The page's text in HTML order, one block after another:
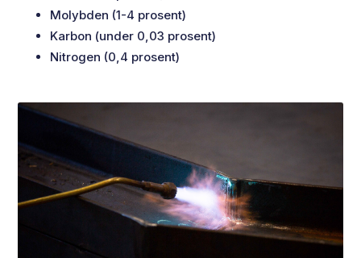
Molybden (1-4 prosent)
Karbon (under 0,03 prosent)
Nitrogen (0,4 prosent)